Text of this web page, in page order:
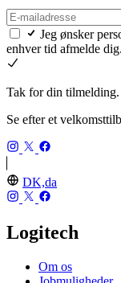
Jeg ønsker
enhver tid afmelde
Tak for din tilmelding.
Se efter et
DK,da
Logitech
Om os